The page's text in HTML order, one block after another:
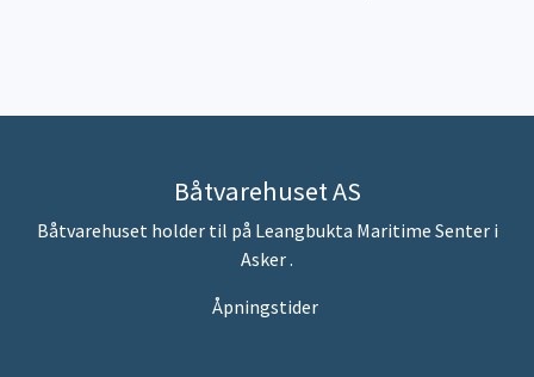
Båtvarehuset AS
Båtvarehuset holder til på Leangbukta Maritime Senter i
Asker .
Åpningstider